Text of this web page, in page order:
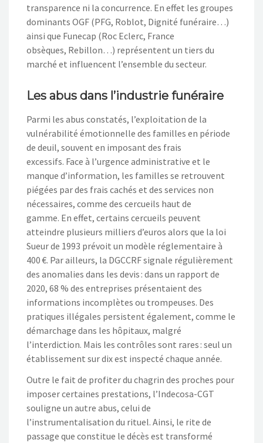
transparence ni la concurrence. En effet les groupes
dominants OGF (PFG, Roblot, Dignité funéraire…)
ainsi que Funecap (Roc Eclerc, France
obsèques, Rebillon…) représentent un tiers du
marché et influencent l’ensemble du secteur.
Les abus dans l’industrie funéraire
Parmi les abus constatés, l’exploitation de la
vulnérabilité émotionnelle des familles en période
de deuil, souvent en imposant des frais
excessifs. Face à l’urgence administrative et le
manque d’information, les familles se retrouvent
piégées par des frais cachés et des services non
nécessaires, comme des cercueils haut de
gamme. En effet, certains cercueils peuvent
atteindre plusieurs milliers d’euros alors que la loi
Sueur de 1993 prévoit un modèle réglementaire à
400 €. Par ailleurs, la DGCCRF signale régulièrement
des anomalies dans les devis : dans un rapport de
2020, 68 % des entreprises présentaient des
informations incomplètes ou trompeuses. Des
pratiques illégales persistent également, comme le
démarchage dans les hôpitaux, malgré
l’interdiction. Mais les contrôles sont rares : seul un
établissement sur dix est inspecté chaque année.
Outre le fait de profiter du chagrin des proches pour
imposer certaines prestations, l’Indecosa-CGT
souligne un autre abus, celui de
l’instrumentalisation du rituel. Ainsi, le rite de
passage que constitue le décès est transformé